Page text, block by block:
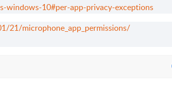
10#per-app-privacy-exceptions
21/microphone_app_permissions/